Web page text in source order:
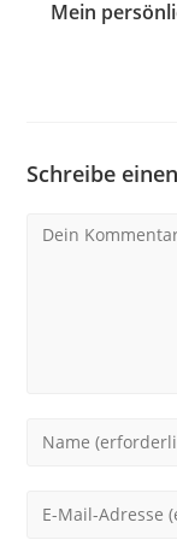
Mein
Schreibe
Kommentar
Gib
oder
Gib